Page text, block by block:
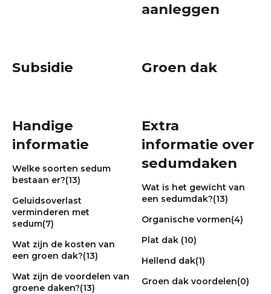
aanleggen
Subsidie Groen dak
Handige
informatie
Welke soorten sedum
bestaan er?(13)
Geluidsoverlast
verminderen met
sedum(7)
Wat zijn de kosten van
een groen dak?(13)
Wat zijn de voordelen van
groene daken?(13)
Extra
informatie over
sedumdaken
Wat is het gewicht van
een sedumdak?(13)
Organische vormen(4)
Plat dak (10)
Hellend dak(1)
Groen dak voordelen(0)